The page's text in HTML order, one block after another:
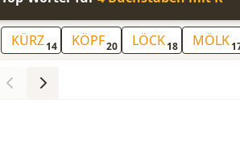
KÜRZ14 KÖPF20 LÖCK18 MÖLK